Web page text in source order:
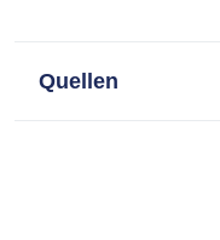
Quellen